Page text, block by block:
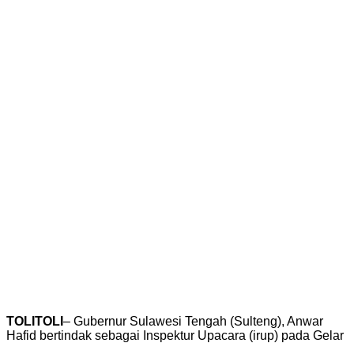
TOLITOLI – Gubernur Sulawesi Tengah (Sulteng), Anwar
Hafid bertindak sebagai Inspektur Upacara (irup) pada Gelar